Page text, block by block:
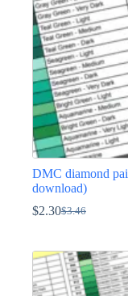
DMC diamond
download)
$3.46
Den
var:
$3.46.
$2.30Den
er:
$2.30.